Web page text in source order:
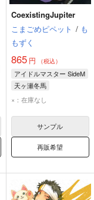
CoexistingJupiter
こまごめピペット / も
もずく
865円 （税込）
アイドルマスター SideM
天ヶ瀬冬馬
伊集院北斗
×：在庫なし
サンプル
再販希望